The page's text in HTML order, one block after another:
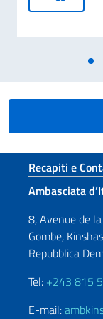
Recapiti e
Ambasciata
8, Avenue de
Gombe,
Repubblica
Tel: +243 815
E-mail: